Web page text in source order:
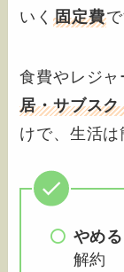
いく固定費で
食費やレジャ
居・サブスク
けで、生活は
やめる
解約